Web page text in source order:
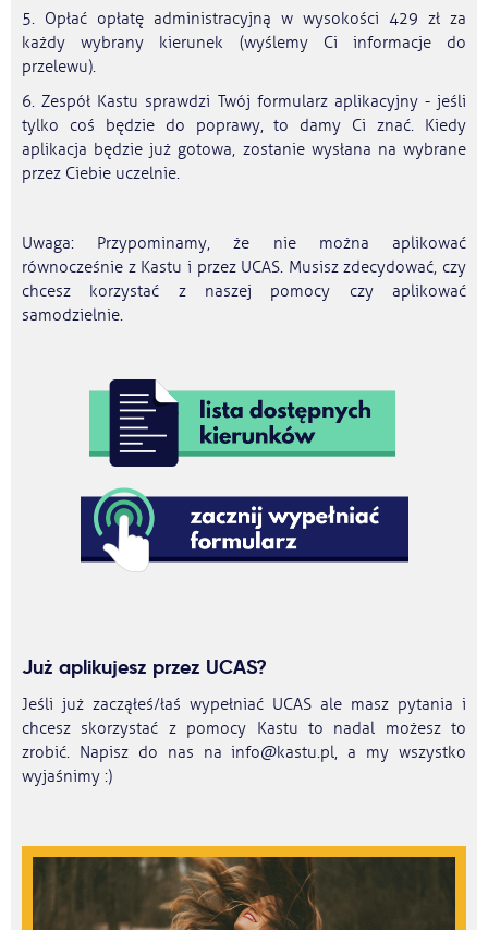
5. Opłać opłatę administracyjną w wysokości 429 zł za
każdy wybrany kierunek (wyślemy Ci informacje do
przelewu).
6. Zespół Kastu sprawdzi Twój formularz aplikacyjny - jeśli
tylko coś będzie do poprawy, to damy Ci znać. Kiedy
aplikacja będzie już gotowa, zostanie wysłana na wybrane
przez Ciebie uczelnie.
Uwaga: Przypominamy, że nie można aplikować
równocześnie z Kastu i przez UCAS. Musisz zdecydować, czy
chcesz korzystać z naszej pomocy czy aplikować
samodzielnie.
Już aplikujesz przez UCAS?
Jeśli już zacząłeś/łaś wypełniać UCAS ale masz pytania i
chcesz skorzystać z pomocy Kastu to nadal możesz to
zrobić. Napisz do nas na info@kastu.pl, a my wszystko
wyjaśnimy :)